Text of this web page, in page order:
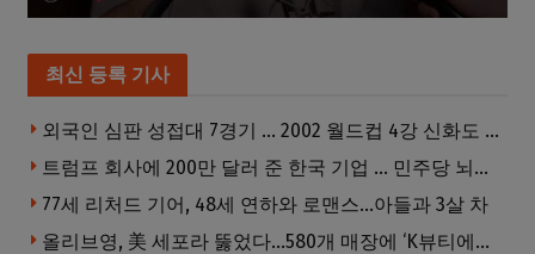
최신 등록 기사
외국인 심판 성접대 7경기 … 2002 월드컵 4강 신화도 흔들
트럼프 회사에 200만 달러 준 한국 기업 … 민주당 뇌물의혹 조사
77세 리처드 기어, 48세 연하와 로맨스…아들과 3살 차
올리브영, 美 세포라 뚫었다…580개 매장에 ‘K뷰티에딧’ 론칭